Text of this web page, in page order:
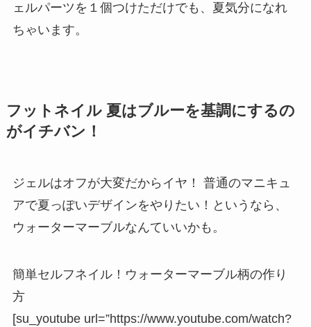
ェルパーツを１個つけただけでも、夏気分になれ
ちゃいます。
フットネイル 夏はブルーを基調にするの
がイチバン！
ジェルはオフが大変だからイヤ！ 普通のマニキュ
アで夏っぽいデザインをやりたい！というなら、
ウォーターマーブルなんていいかも。
簡単セルフネイル！ウォーターマーブル柄の作り
方
[su_youtube url=”https://www.youtube.com/watch?